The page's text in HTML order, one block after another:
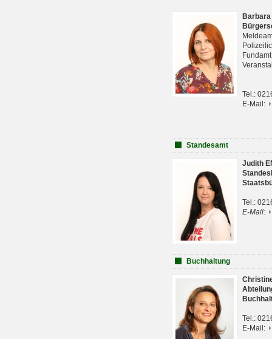
Tel.:
E-Mail:
Standesamt
Judith
Tel.:
E-Mail:
Buchhaltung
Tel.:
E-Mail: